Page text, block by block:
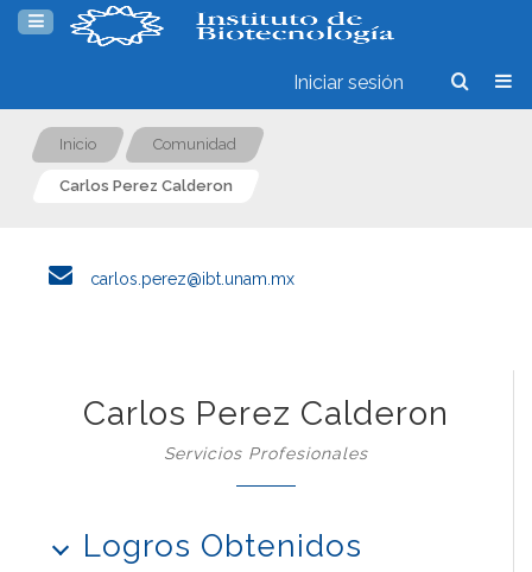
Iniciar sesión
Inicio Comunidad
Carlos Perez Calderon
carlos.perez@ibt.unam.mx
Carlos Perez Calderon
Servicios Profesionales
Logros Obtenidos